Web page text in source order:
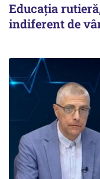
Educația
indiferent de